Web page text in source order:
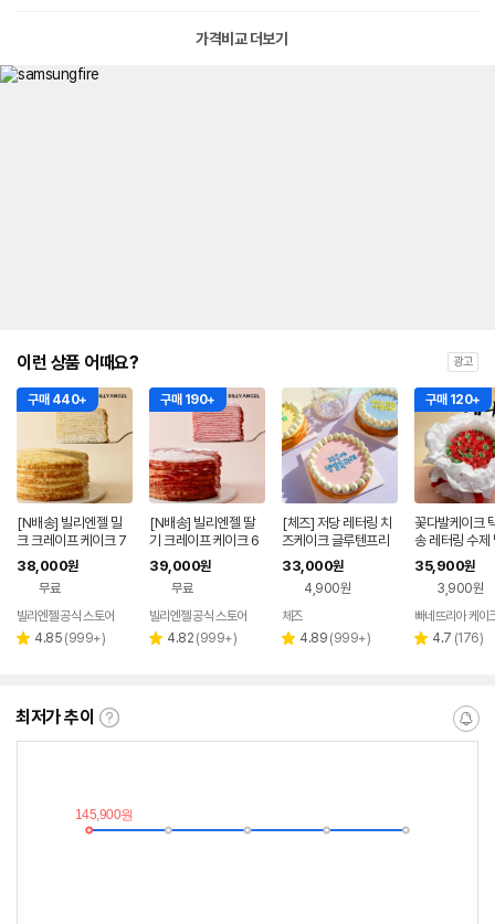
가격비교 더보기
이런 상품 어때요? 광고
구매 440+
[N배송] 빌리엔젤 밀
크 크레이프 케이크 7
00g
38,000원
무료
빌리엔젤 공식 스토어
별 4.85 리
(999+)
구매 190+
[N배송] 빌리엔젤 딸
기 크레이프 케이크 6
65g
39,000원
무료
빌리엔젤 공식 스토어
별 4.82 리
(999+)
[체즈] 저당 레터링 치
즈케이크 글루텐프리
무설탕 키토 제로 주문
제작 수제 레인드롭 0
33,000원
4,900원
체즈
별 4.89 리
(999+)
구매 120+
꽃다발케이크
송 레터링 수제
문제작 케익 크
화이트시트 미
35,900원
3,900원
빠네뜨리아 케이
별 4.7 리
(176)
최저가 추이
최
이
란?
알